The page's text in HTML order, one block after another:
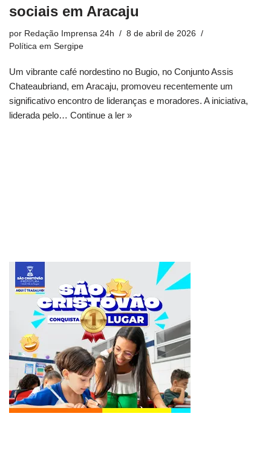
sociais em Aracaju
por Redação Imprensa 24h
8 de abril de 2026
Política em Sergipe
Um vibrante café nordestino no Bugio, no Conjunto Assis
Chateaubriand, em Aracaju, promoveu recentemente um
significativo encontro de lideranças e moradores. A iniciativa,
liderada pelo… Continue a ler »